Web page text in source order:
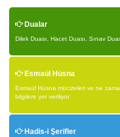
Dualar
Dilek Duası, Hacet Duası, Sınav
Esmaül Hüsna
Esmaül Hüsna mücizeleri ve ne
bilgilere yer veriliyor
Hadis-i Şerifler